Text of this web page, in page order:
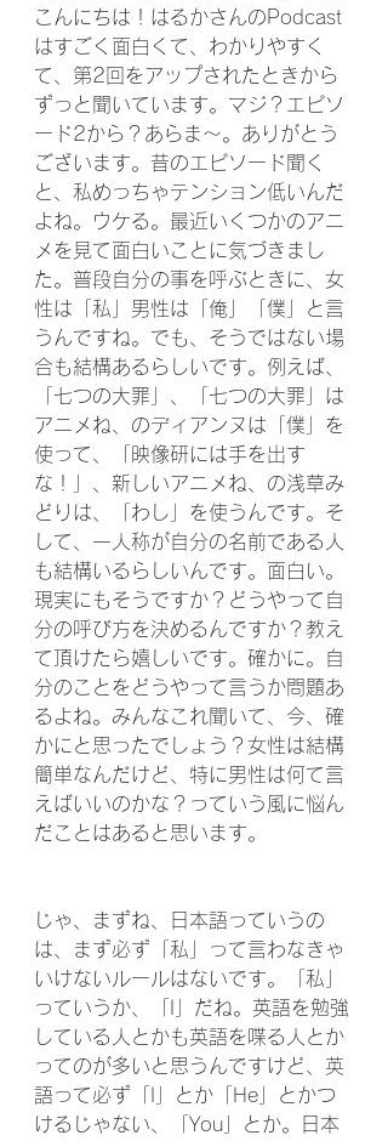
こんにちは！はるかさんのPodcast
はすごく面白くて、わかりやすく
て、第2回をアップされたときから
ずっと聞いています。マジ？エピソ
ード2から？あらま～。ありがとう
ございます。昔のエピソード聞く
と、私めっちゃテンション低いんだ
よね。ウケる。最近いくつかのアニ
メを見て面白いことに気づきまし
た。普段自分の事を呼ぶときに、女
性は「私」男性は「俺」「僕」と言
うんですね。でも、そうではない場
合も結構あるらしいです。例えば、
「七つの大罪」、「七つの大罪」は
アニメね、のディアンヌは「僕」を
使って、「映像研には手を出す
な！」、新しいアニメね、の浅草み
どりは、「わし」を使うんです。そ
して、一人称が自分の名前である人
も結構いるらしいんです。面白い。
現実にもそうですか？どうやって自
分の呼び方を決めるんですか？教え
て頂けたら嬉しいです。確かに。自
分のことをどうやって言うか問題あ
るよね。みんなこれ聞いて、今、確
かにと思ったでしょう？女性は結構
簡単なんだけど、特に男性は何て言
えばいいのかな？っていう風に悩ん
だことはあると思います。
じゃ、まずね、日本語っていうの
は、まず必ず「私」って言わなきゃ
いけないルールはないです。「私」
っていうか、「I」だね。英語を勉強
している人とかも英語を喋る人とか
ってのが多いと思うんですけど、英
語って必ず「I」とか「He」とかつ
けるじゃない、「You」とか。日本